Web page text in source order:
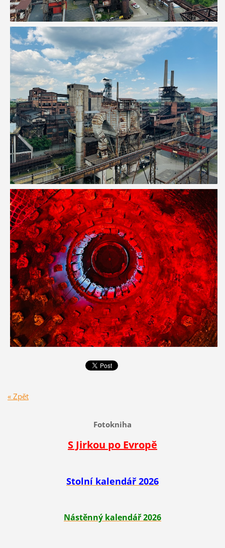
« Zpět
Fotokniha
S Jirkou po Evropě
Stolní kalendář 2026
Nástěnný kalendář 2026